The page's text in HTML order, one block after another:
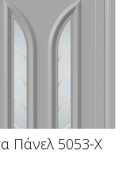
Πάνελ 5053-X